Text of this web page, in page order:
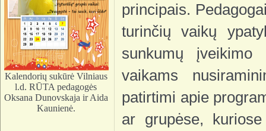
Kalendorių sukūrė Vilniaus
l.d. RŪTA pedagogės
Oksana Dunovskaja ir Aida
Kaunienė.
principais.
turinčių vaikų
sunkumų įveikimo
vaikams
patirtimi apie
ar grupėse,